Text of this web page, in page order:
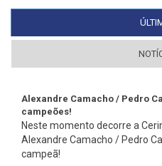
Alexandre Camacho / Pedro
campeões!
Neste momento decorre a
Alexandre Camacho / Pedro
campeã!